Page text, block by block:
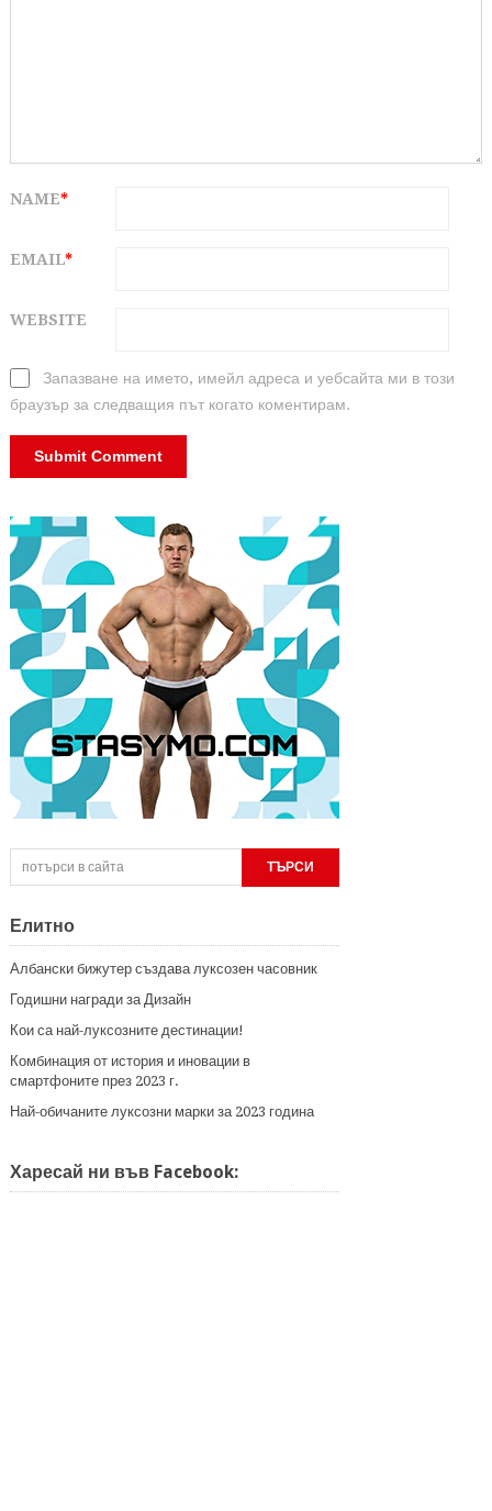
NAME*
EMAIL*
WEBSITE
Запазване на името, имейл адреса и уебсайта ми в този
браузър за следващия път когато коментирам.
Елитно
Албански бижутер създава луксозен часовник
Годишни награди за Дизайн
Кои са най-луксозните дестинации!
Комбинация от история и иновации в
смартфоните през 2023 г.
Най-обичаните луксозни марки за 2023 година
Харесай ни във Facebook: